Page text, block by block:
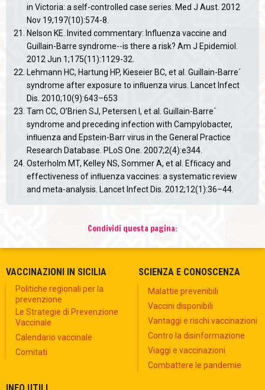
in Victoria: a self-controlled case series. Med J Aust. 2012
Nov 19;197(10):574-8.
Nelson KE. Invited commentary: Influenza vaccine and
Guillain-Barre syndrome--is there a risk? Am J Epidemiol.
2012 Jun 1;175(11):1129-32.
Lehmann HC, Hartung HP, Kieseier BC, et al. Guillain-Barre´
syndrome after exposure to inﬂuenza virus. Lancet Infect
Dis. 2010;10(9):643–653
Tam CC, O’Brien SJ, Petersen I, et al. Guillain-Barre´
syndrome and preceding infection with Campylobacter,
inﬂuenza and Epstein-Barr virus in the General Practice
Research Database. PLoS One. 2007;2(4):e344.
Osterholm MT, Kelley NS, Sommer A, et al. Efﬁcacy and
effectiveness of inﬂuenza vaccines: a systematic review
and meta-analysis. Lancet Infect Dis. 2012;12(1):36–44.
Condividi questa pagina:
VACCINAZIONI IN SICILIA
Politiche regionali per la
prevenzione
Le Strategie di Prevenzione
Vaccinale
Calendario vaccinale
Comitati
SCIENZA E CONOSCENZA
Malattie prevenibili
Vaccini disponibili
Vantaggi e rischi vaccinazioni
Contro la disinformazione
Viaggi e vaccinazioni
Combattere le pandemie
INFO UTILI